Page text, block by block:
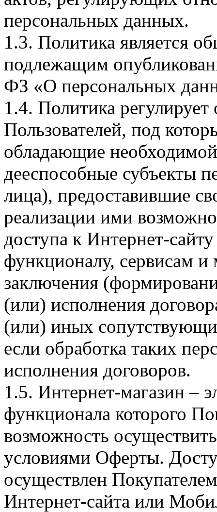
персональных данных.
1.3. Политика является
подлежащим
ФЗ «О персональных
1.4. Политика
Пользователей, под
обладающие
дееспособные субъекты
лица), предоставившие
реализации ими
доступа к Интернет-
функционалу, сервисам и
заключения
(или) исполнения
(или) иных
если обработка таких
исполнения договоров.
1.5. Интернет-магазин –
функционала которого
возможность
условиями Оферты.
осуществлен
Интернет-сайта или